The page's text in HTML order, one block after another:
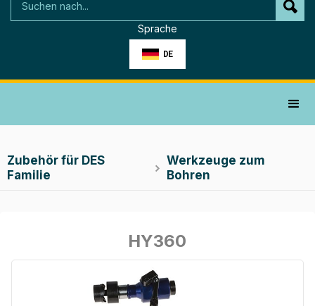
Sprache
DE
Zubehör für DES
Familie

Werkzeuge zum
Bohren
HY360